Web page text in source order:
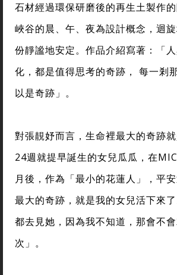
石材經過環保研磨後的再生土製作
峽谷的晨、午、夜為設計概念，迴
份靜謐地安定。作品介紹寫著：「
化，都是值得思考的奇跡， 每一剎
以是奇跡」。
對張靚妤而言，生命裡最大的奇跡
24週就提早誕生的女兒瓜瓜，在
月後，作為「最小的花蓮人」，平
最大的奇跡，就是我的女兒活下來
都去見她，因為我不知道，那會不
次」。